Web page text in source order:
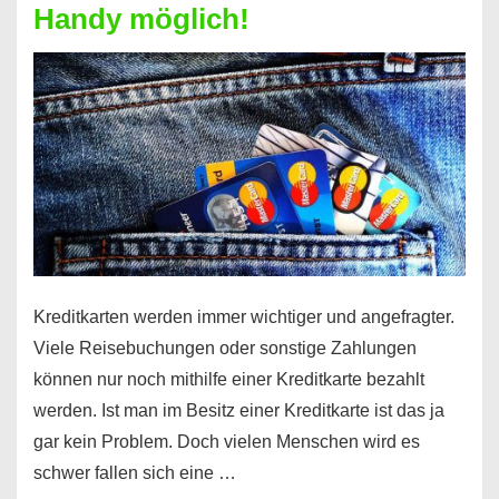
Schufaeintrag
möglich
Handy möglich!
Kreditkarten werden immer wichtiger und angefragter.
Viele Reisebuchungen oder sonstige Zahlungen
können nur noch mithilfe einer Kreditkarte bezahlt
werden. Ist man im Besitz einer Kreditkarte ist das ja
gar kein Problem. Doch vielen Menschen wird es
schwer fallen sich eine …